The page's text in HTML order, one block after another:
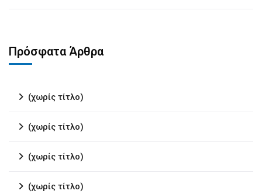
Πρόσφατα Άρθρα
(χωρίς τίτλο)
(χωρίς τίτλο)
(χωρίς τίτλο)
(χωρίς τίτλο)